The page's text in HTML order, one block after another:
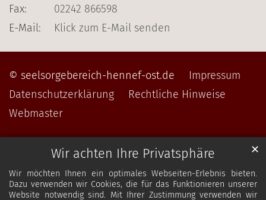
Wir achten Ihre Privatsphäre
Wir möchten Ihnen ein optimales Webseiten-Erlebnis bieten.
Dazu verwenden wir Cookies, die für das Funktionieren unserer
Website notwendig sind. Mit Ihrer Zustimmung verwenden wir
✕
Fax:
02242 866598
E-Mail:
Klick zum E-Mail senden
© seelsorgebereich-hennef-ost.de
Impressum
Datenschutzerklärung
Rechtliche Hinweise
Webmaster